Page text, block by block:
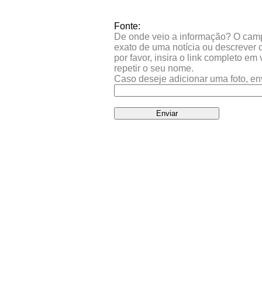
Fonte:
De onde veio a informação? O
exato de uma notícia ou descrever
por favor, insira o link completo
repetir o seu nome.
Caso deseje adicionar uma foto,